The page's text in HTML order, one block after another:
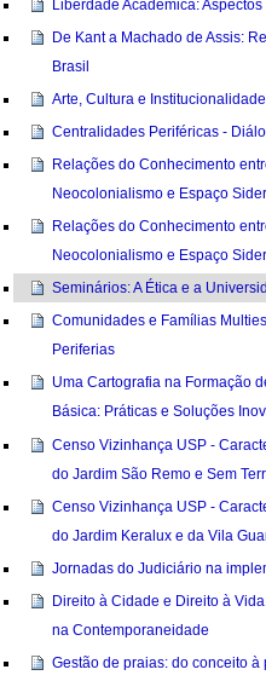
Liberdade Acadêmica:
De Kant a Machado de Assis:
Brasil
Arte, Cultura e Institucionalidade
Centralidades Periféricas -
Relações do Conhecimento
Neocolonialismo e Espaço
Relações do Conhecimento
Neocolonialismo e Espaço
Seminários: A Ética e a
Comunidades e Famílias
Periferias
Uma Cartografia na Formação
Básica: Práticas e Soluções
Censo Vizinhança USP -
do Jardim São Remo e Sem
Censo Vizinhança USP -
do Jardim Keralux e da Vila
Jornadas do Judiciário na
Direito à Cidade e Direito à
na Contemporaneidade
Gestão de praias: do conceito à